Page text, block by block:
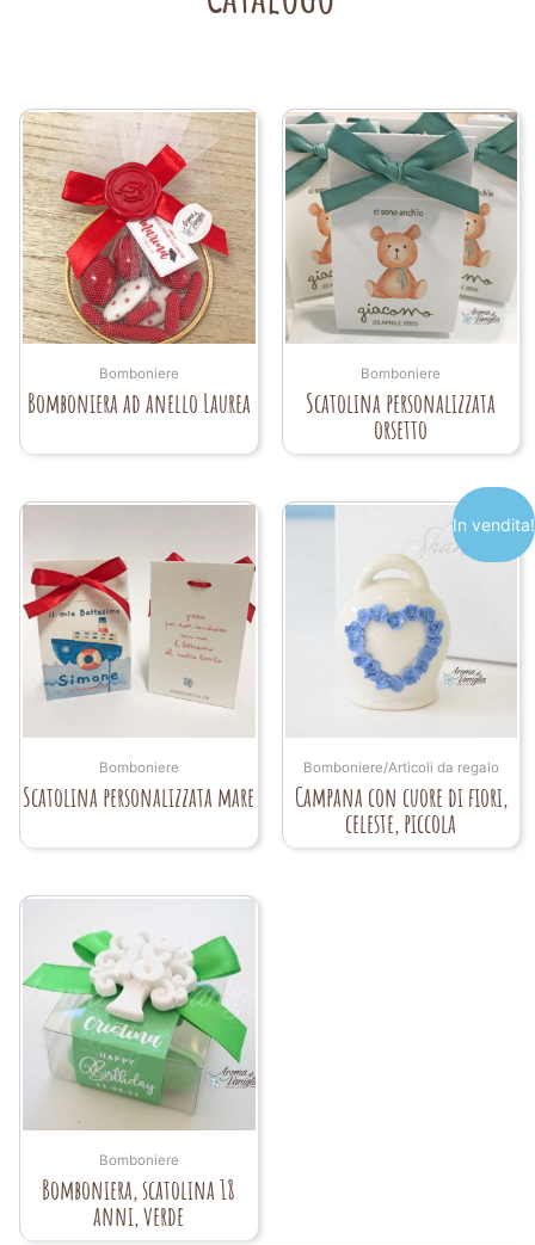
Bomboniere
Bomboniera ad anello Laurea
Bomboniere
Scatolina personalizzata
orsetto
Bomboniere
Scatolina personalizzata mare
In vendita!
Bomboniere/Articoli da regalo
Campana con cuore di fiori,
celeste, piccola
Bomboniere
Bomboniera, scatolina 18
anni, verde